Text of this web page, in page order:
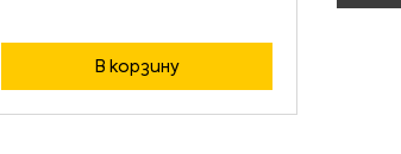
В корзину